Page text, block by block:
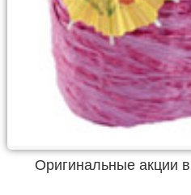
Оригинальные акции